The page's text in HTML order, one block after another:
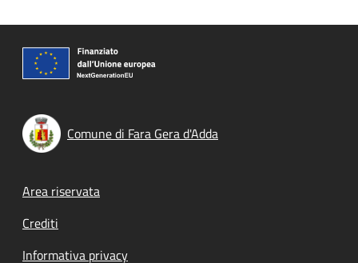
Comune di Fara Gera d'Adda
Footer menu
Area riservata
Crediti
Informativa privacy